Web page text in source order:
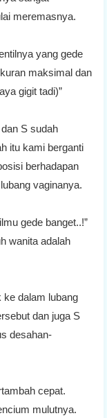
meremasnya.
yang gede
maksimal dan
gigit tadi)”
S sudah
itu kami berganti
berhadapan
vaginanya.
gede banget..!”
wanita adalah
ke dalam lubang
dan juga S
desahan-
cepat.
mulutnya.